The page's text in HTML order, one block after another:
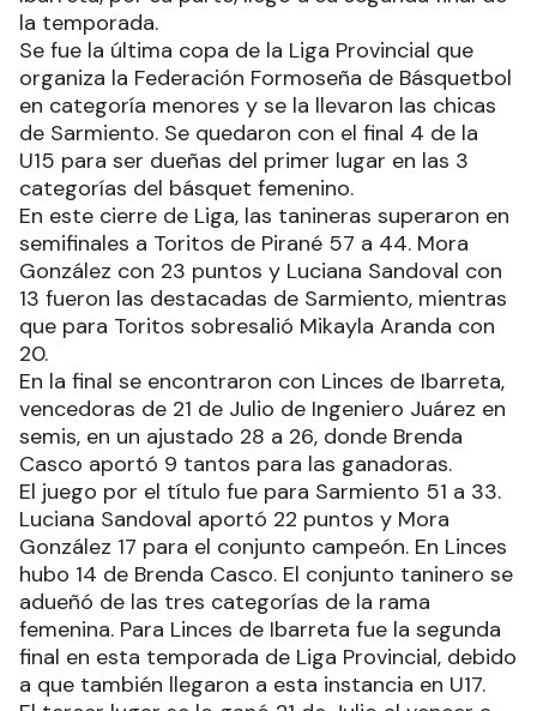
la temporada.
Se fue la última copa de la Liga Provincial que
organiza la Federación Formoseña de Básquetbol
en categoría menores y se la llevaron las chicas
de Sarmiento. Se quedaron con el final 4 de la
U15 para ser dueñas del primer lugar en las 3
categorías del básquet femenino.
En este cierre de Liga, las tanineras superaron en
semifinales a Toritos de Pirané 57 a 44. Mora
González con 23 puntos y Luciana Sandoval con
13 fueron las destacadas de Sarmiento, mientras
que para Toritos sobresalió Mikayla Aranda con
20.
En la final se encontraron con Linces de Ibarreta,
vencedoras de 21 de Julio de Ingeniero Juárez en
semis, en un ajustado 28 a 26, donde Brenda
Casco aportó 9 tantos para las ganadoras.
El juego por el título fue para Sarmiento 51 a 33.
Luciana Sandoval aportó 22 puntos y Mora
González 17 para el conjunto campeón. En Linces
hubo 14 de Brenda Casco. El conjunto taninero se
adueñó de las tres categorías de la rama
femenina. Para Linces de Ibarreta fue la segunda
final en esta temporada de Liga Provincial, debido
a que también llegaron a esta instancia en U17.